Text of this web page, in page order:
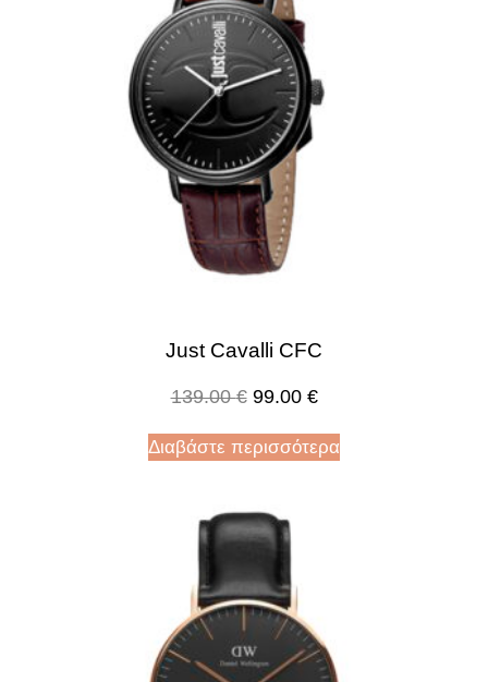
Just Cavalli CFC
139.00€ 99.00 €
Διαβάστε περισσότερα